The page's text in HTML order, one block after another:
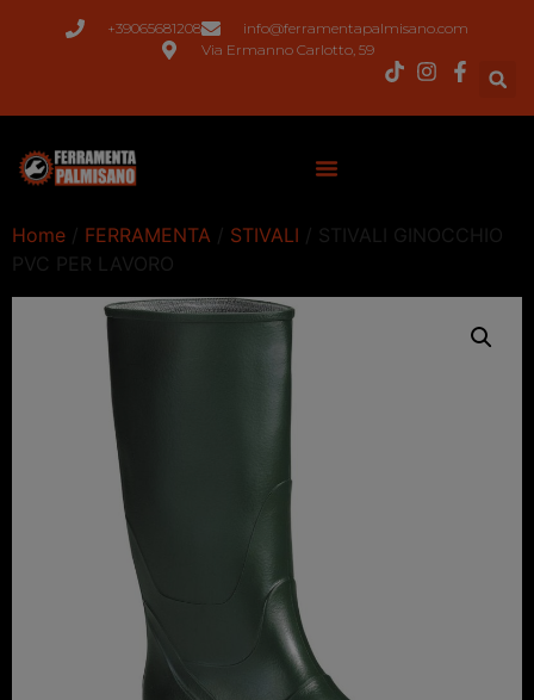
+39065681208
info@ferramentapalmisano.com
Via Ermanno Carlotto, 59
Home / FERRAMENTA / STIVALI / STIVALI GINOCCHIO
PVC PER LAVORO